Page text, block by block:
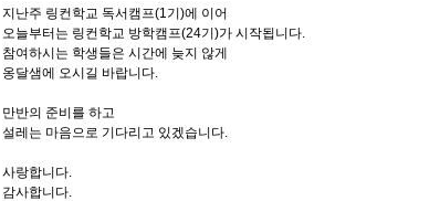
지난주 링컨학교 독서캠프(1기)에 이어
오늘부터는 링컨학교 방학캠프(24기)가 시작됩니다.
참여하시는 학생들은 시간에 늦지 않게
옹달샘에 오시길 바랍니다.
만반의 준비를 하고
설레는 마음으로 기다리고 있겠습니다.
사랑합니다.
감사합니다.